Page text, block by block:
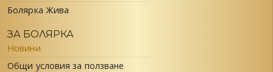
Болярка Жива
ЗА БОЛЯРКА
Новини
Общи условия за ползване